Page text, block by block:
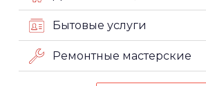
Бытовые услуги
Ремонтные мастерские